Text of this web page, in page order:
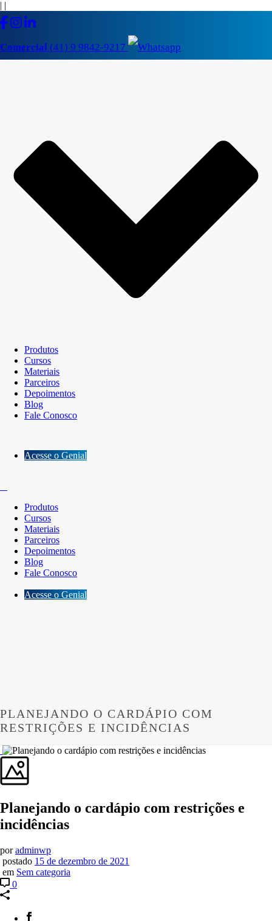
| |
Comercial (41) 9 9842-9217
Produtos
Cursos
Materiais
Parceiros
Depoimentos
Blog
Fale Conosco
Acesse o Genial
Produtos
Cursos
Materiais
Parceiros
Depoimentos
Blog
Fale Conosco
Acesse o Genial
PLANEJANDO O CARDÁPIO COM
RESTRIÇÕES E INCIDÊNCIAS
Planejando o cardápio com restrições e
incidências
poradminwp
postado 15 de dezembro de 2021
em Sem categoria
0